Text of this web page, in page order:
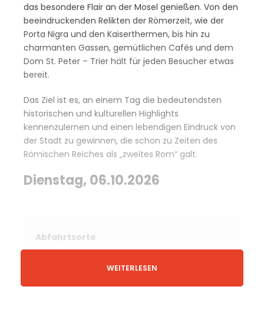
das besondere Flair an der Mosel genießen. Von den
beeindruckenden Relikten der Römerzeit, wie der
Porta Nigra und den Kaiserthermen, bis hin zu
charmanten Gassen, gemütlichen Cafés und dem
Dom St. Peter – Trier hält für jeden Besucher etwas
bereit.
Das Ziel ist es, an einem Tag die bedeutendsten
historischen und kulturellen Highlights
kennenzulernen und einen lebendigen Eindruck von
der Stadt zu gewinnen, die schon zu Zeiten des
Römischen Reiches als „zweites Rom“ galt.
Dienstag, 06.10.2026
Abfahrtsorte
Gladbeck Festplatz Bergmannstraße
Essen Hauptbahnhof, Südseite/Freiheit
WEITERLESEN